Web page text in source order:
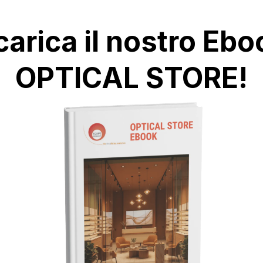
il nostro
OPTICAL STORE!